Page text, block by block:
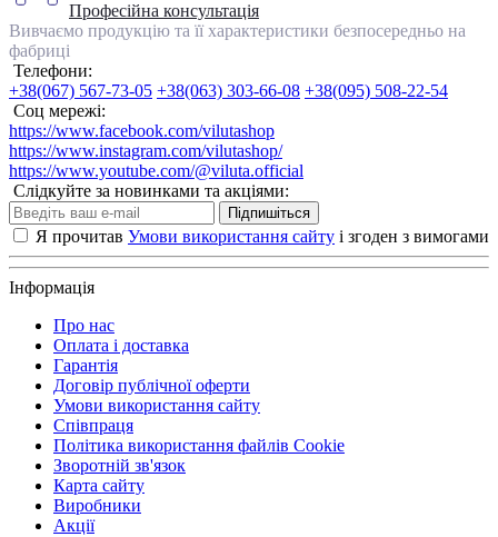
Професійна консультація
Вивчаємо продукцію та її характеристики безпосередньо на
фабриці
Телефони:
+38(067) 567-73-05 +38(063) 303-66-08 +38(095) 508-22-54
Соц мережі:
https://www.facebook.com/vilutashop
https://www.instagram.com/vilutashop/
https://www.youtube.com/@viluta.official
Слідкуйте за новинками та акціями:
Підпишіться
Я прочитав Умови використання сайту і згоден з вимогами
Інформація
Про нас
Оплата і доставка
Гарантія
Договір публічної оферти
Умови використання сайту
Співпраця
Політика використання файлів Cookie
Зворотній зв'язок
Карта сайту
Виробники
Акції